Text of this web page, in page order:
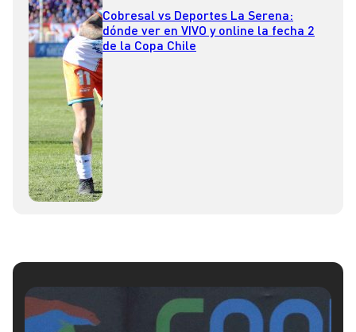
Cobresal vs Deportes La Serena:
dónde ver en VIVO y online la fecha 2
de la Copa Chile